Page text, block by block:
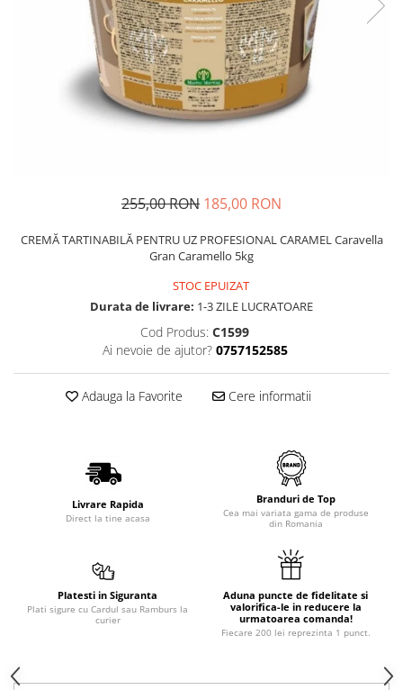
255,00 RON 185,00 RON
CREMĂ TARTINABILĂ PENTRU UZ PROFESIONAL CARAMEL Caravella
Gran Caramello 5kg
STOC EPUIZAT
Durata de livrare: 1-3 ZILE LUCRATOARE
Cod Produs: C1599
Ai nevoie de ajutor? 0757152585
Adauga la Favorite Cere informatii
Livrare Rapida
Direct la tine acasa
Branduri de Top
Cea mai variata gama de produse
din Romania
Platesti in Siguranta
Plati sigure cu Cardul sau Ramburs la
curier
Aduna puncte de fidelitate si
valorifica-le in reducere la
urmatoarea comanda!
Fiecare 200 lei reprezinta 1 punct.